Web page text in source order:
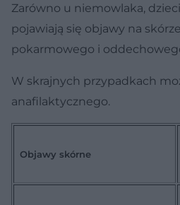
Zarówno u niemowlaka,
pojawiają się objawy na
pokarmowego i
W skrajnych przypadkach
anafilaktycznego.
Objawy skórne